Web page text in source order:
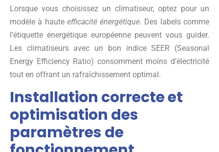
Lorsque vous choisissez un climatiseur, optez pour un
modèle à haute efficacité énergétique. Des labels comme
l’étiquette énergétique européenne peuvent vous guider.
Les climatiseurs avec un bon indice SEER (Seasonal
Energy Efficiency Ratio) consomment moins d’électricité
tout en offrant un rafraîchissement optimal.
Installation correcte et
optimisation des
paramètres de